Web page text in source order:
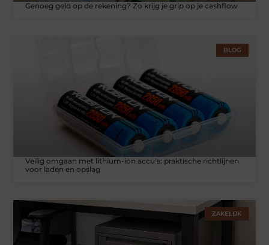
Genoeg geld op de rekening? Zo krijg je grip op je cashflow
BLOG
Veilig omgaan met lithium-ion accu's: praktische richtlijnen
voor laden en opslag
ZAKELIJK